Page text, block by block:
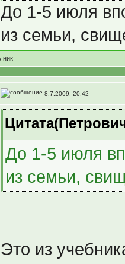
До 1-5 июля
из семьи,
8.7.2009, 20:42
До 1-5 июля
из семьи,
Это из